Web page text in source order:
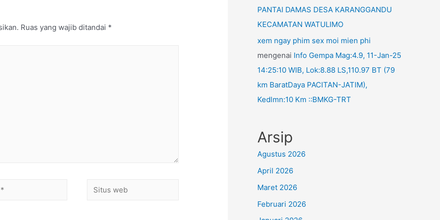
Ruas yang wajib ditandai *
PANTAI DAMAS DESA KARANGGANDU
KECAMATAN WATULIMO
xem ngay phim sex moi mien phi
mengenai Info Gempa Mag:4.9, 11-Jan-25
14:25:10 WIB, Lok:8.88 LS,110.97 BT (79
km BaratDaya PACITAN-JATIM),
Kedlmn:10 Km ::BMKG-TRT
Arsip
Agustus 2026
April 2026
Maret 2026
Februari 2026